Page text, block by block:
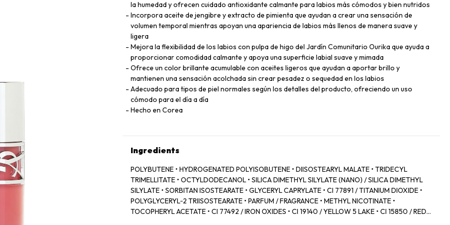
la humedad y ofrecen cuidado antioxidante calmante para labios más cómodos y bien nutridos
Incorpora aceite de jengibre y extracto de pimienta que ayudan a crear una sensación de
volumen temporal mientras apoyan una apariencia de labios más llenos de manera suave y
ligera
Mejora la flexibilidad de los labios con pulpa de higo del Jardín Comunitario Ourika que ayuda a
proporcionar comodidad calmante y apoya una superficie labial suave y mimada
Ofrece un color brillante acumulable con aceites ligeros que ayudan a aportar brillo y
mantienen una sensación acolchada sin crear pesadez o sequedad en los labios
Adecuado para tipos de piel normales según los detalles del producto, ofreciendo un uso
cómodo para el día a día
Hecho en Corea
Ingredients
POLYBUTENE • HYDROGENATED POLYISOBUTENE • DIISOSTEARYL MALATE • TRIDECYL
TRIMELLITATE • OCTYLDODECANOL • SILICA DIMETHYL SILYLATE (NANO) / SILICA DIMETHYL
SILYLATE • SORBITAN ISOSTEARATE • GLYCERYL CAPRYLATE • CI 77891 / TITANIUM DIOXIDE •
POLYGLYCERYL‑2 TRIISOSTEARATE • PARFUM / FRAGRANCE • METHYL NICOTINATE •
TOCOPHERYL ACETATE • CI 77492 / IRON OXIDES • CI 19140 / YELLOW 5 LAKE • CI 15850 / RED 7